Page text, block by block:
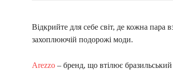
Відкрийте для себе світ, де кожна пара
захоплюючій подорожі моди.
Arezzo – бренд, що втілює